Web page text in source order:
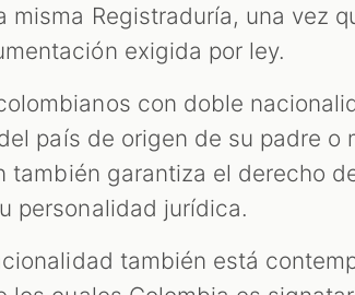
misma Registraduría, una vez
exigida por ley.
con doble
país de origen de su padre o
también garantiza el derecho
personalidad jurídica.
también está